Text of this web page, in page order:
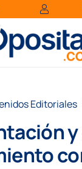
Editoriales